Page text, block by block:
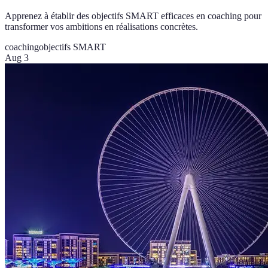
Apprenez à établir des objectifs SMART efficaces en coaching pour
transformer vos ambitions en réalisations concrètes.
coachingobjectifs SMART
Aug 3